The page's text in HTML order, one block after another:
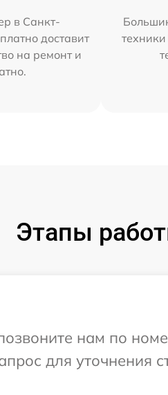
в Санкт-
доставит
на ремонт и
Этапы
нам по
для уточнения